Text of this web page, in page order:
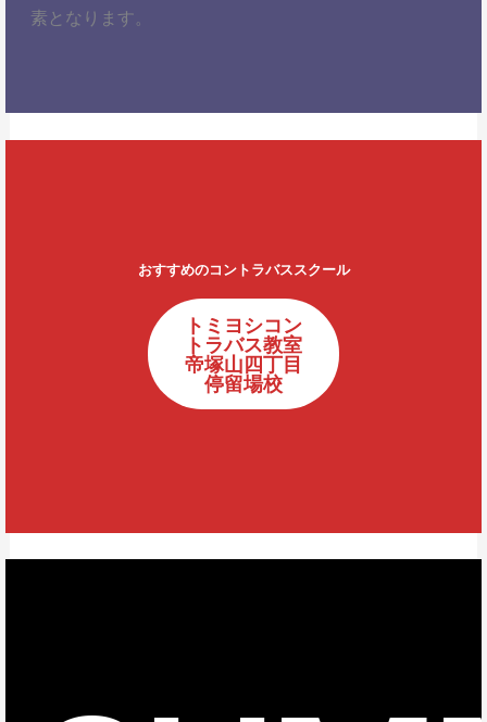
素となります。
おすすめのコントラバススクール
トミヨシコン
トラバス教室
帝塚山四丁目
停留場校